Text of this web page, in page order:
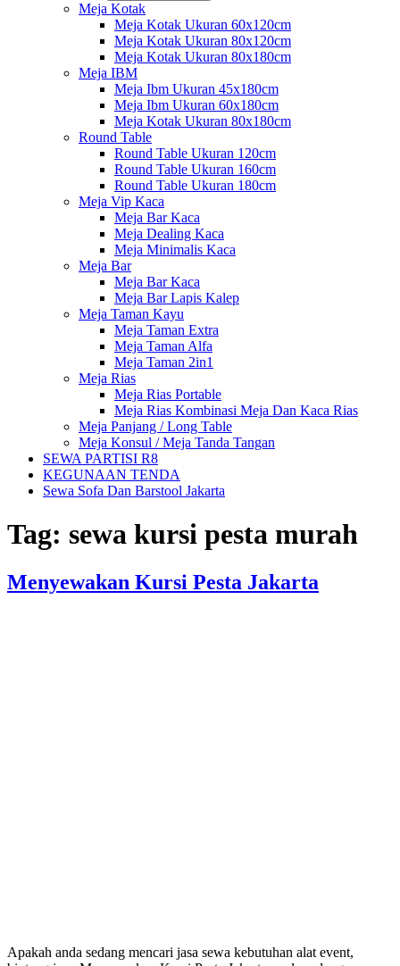
Meja Kotak
Meja Kotak Ukuran 60x120cm
Meja Kotak Ukuran 80x120cm
Meja Kotak Ukuran 80x180cm
Meja IBM
Meja Ibm Ukuran 45x180cm
Meja Ibm Ukuran 60x180cm
Meja Kotak Ukuran 80x180cm
Round Table
Round Table Ukuran 120cm
Round Table Ukuran 160cm
Round Table Ukuran 180cm
Meja Vip Kaca
Meja Bar Kaca
Meja Dealing Kaca
Meja Minimalis Kaca
Meja Bar
Meja Bar Kaca
Meja Bar Lapis Kalep
Meja Taman Kayu
Meja Taman Extra
Meja Taman Alfa
Meja Taman 2in1
Meja Rias
Meja Rias Portable
Meja Rias Kombinasi Meja Dan Kaca Rias
Meja Panjang / Long Table
Meja Konsul / Meja Tanda Tangan
SEWA PARTISI R8
KEGUNAAN TENDA
Sewa Sofa Dan Barstool Jakarta
Tag: sewa kursi pesta murah
Menyewakan Kursi Pesta Jakarta
Apakah anda sedang mencari jasa sewa kebutuhan alat event,